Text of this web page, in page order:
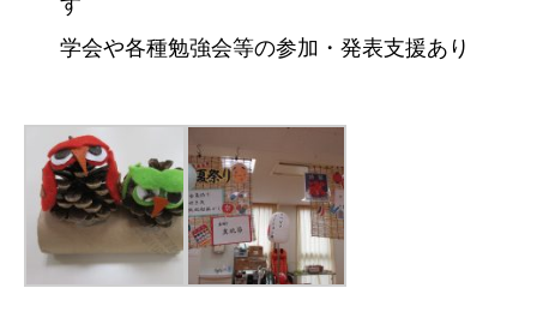
す
学会や各種勉強会等の参加・発表支援あり